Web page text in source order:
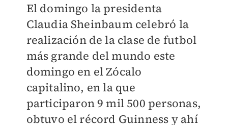
El domingo la presidenta
Claudia Sheinbaum celebró la
realización de la clase de futbol
más grande del mundo este
domingo en el Zócalo
capitalino, en la que
participaron 9 mil 500 personas,
obtuvo el récord Guinness y ahí